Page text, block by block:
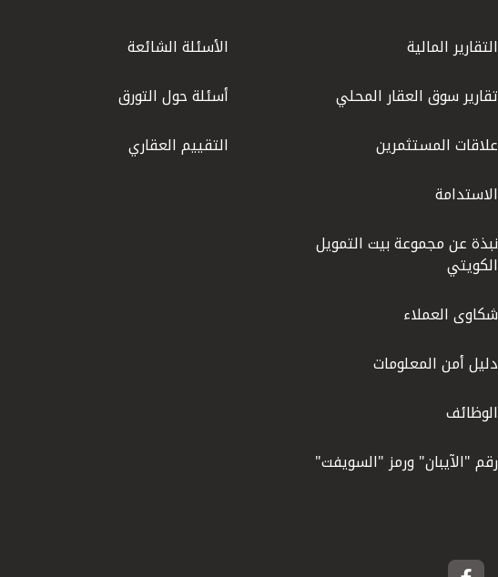
التقارير المالية
تقارير سوق العقار المحلي
علاقات المستثمرين
الاستدامة
نبذة عن مجموعة بيت التمويل
الكويتي
شكاوى العملاء
دليل أمن المعلومات
الوظائف
رقم "الآيبان" ورمز "السويفت"
الأسئلة الشائعة
أسئلة حول التورق
التقييم العقاري